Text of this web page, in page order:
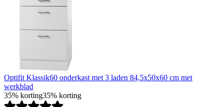
Optifit Klassik60 onderkast met 3 laden 84,5x50x60 cm met
werkblad
35% korting35% korting